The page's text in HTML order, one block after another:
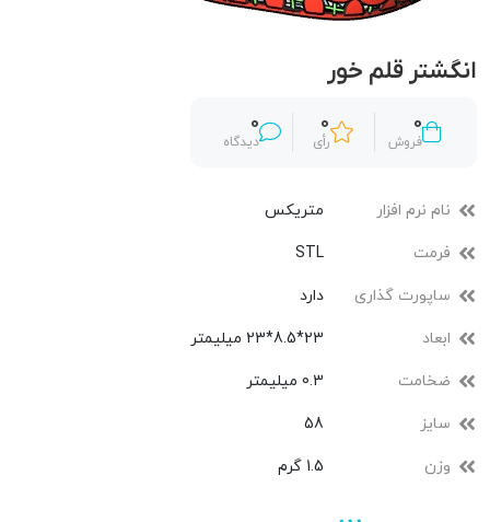
انگشتر قلم خور
0
فروش
0
رأی
0
دیدگاه
نام نرم افزار متریکس
فرمت STL
ساپورت گذاری دارد
ابعاد 23*8.5*23 میلیمتر
ضخامت 0.3 میلیمتر
سایز 58
وزن 1.5 گرم